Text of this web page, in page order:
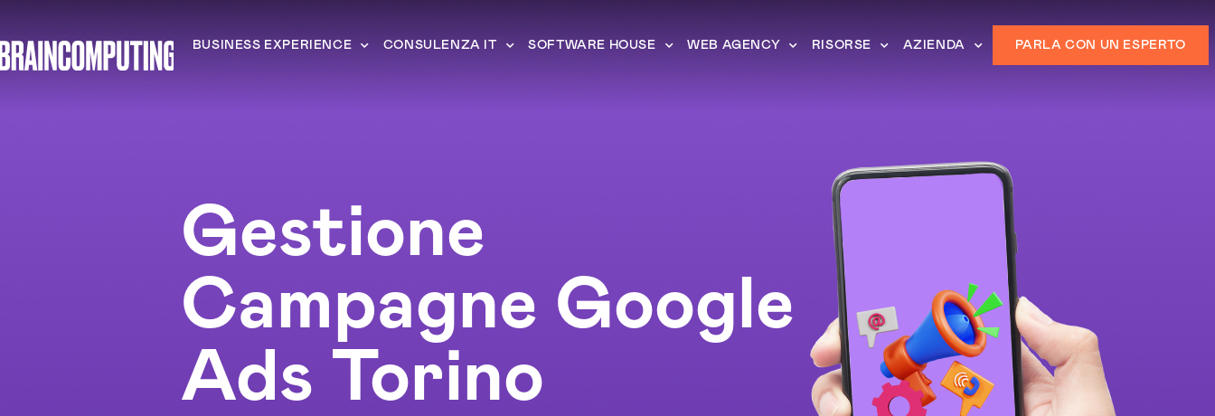
BUSINESS EXPERIENCE CONSULENZA IT SOFTWARE HOUSE WEB AGENCY RISORSE AZIENDA PARLA CON UN ESPERTO
Gestione
Campagne Google
Ads Torino